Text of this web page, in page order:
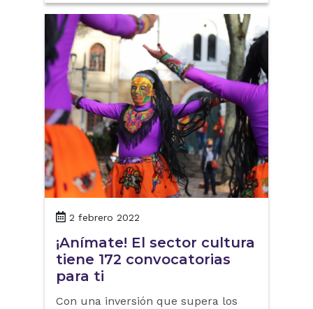
2 febrero 2022
¡Anímate! El sector cultura
tiene 172 convocatorias
para ti
Con una inversión que supera los